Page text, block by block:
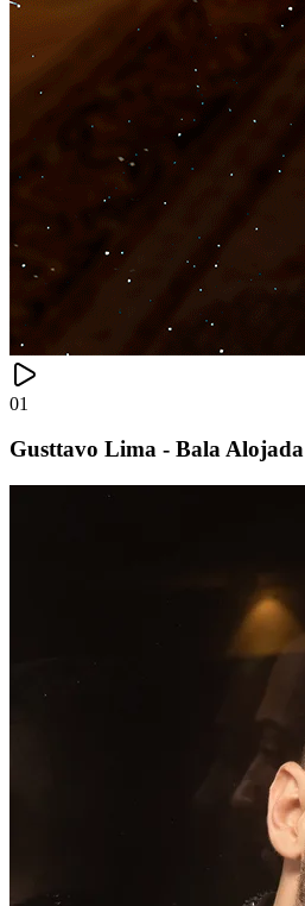
01
Gusttavo Lima - Bala Alojada